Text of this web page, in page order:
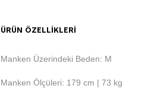
ÜRÜN ÖZELLIKLERI
Manken Üzerindeki Beden: M
Manken Ölçüleri: 179 cm | 73 kg